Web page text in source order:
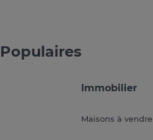
Immobilier
Maisons à vendre